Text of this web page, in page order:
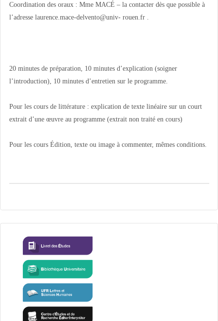
Coordination des oraux : Mme MACÉ – la contacter dès que possible à
l’adresse laurence.mace-delvento@univ- rouen.fr .
20 minutes de préparation, 10 minutes d’explication (soigner
l’introduction), 10 minutes d’entretien sur le programme.
Pour les cours de littérature : explication de texte linéaire sur un court
extrait d’une œuvre au programme (extrait non traité en cours)
Pour les cours Édition, texte ou image à commenter, mêmes conditions.